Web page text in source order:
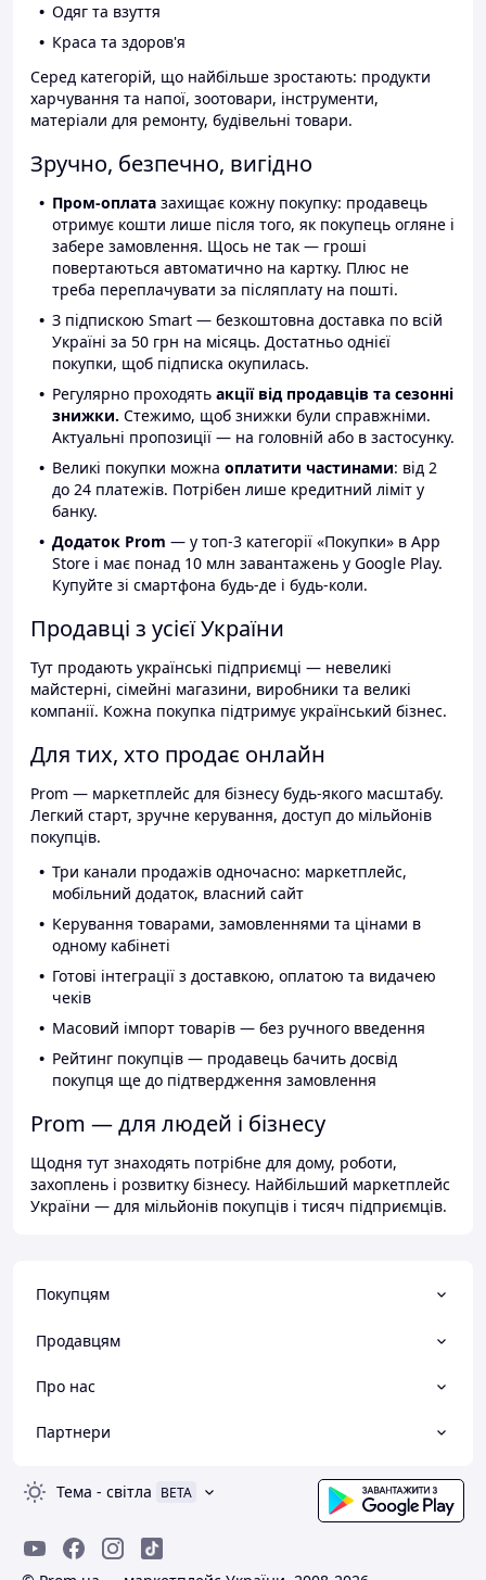
Одяг та взуття
Краса та здоров'я
Серед категорій, що найбільше зростають: продукти
харчування та напої, зоотовари, інструменти,
матеріали для ремонту, будівельні товари.
Зручно, безпечно, вигідно
Пром-оплата захищає кожну покупку: продавець
отримує кошти лише після того, як покупець огляне і
забере замовлення. Щось не так — гроші
повертаються автоматично на картку. Плюс не
треба переплачувати за післяплату на пошті.
З підпискою Smart — безкоштовна доставка по всій
Україні за 50 грн на місяць. Достатньо однієї
покупки, щоб підписка окупилась.
Регулярно проходять акції від продавців та сезонні
знижки. Стежимо, щоб знижки були справжніми.
Актуальні пропозиції — на головній або в застосунку.
Великі покупки можна оплатити частинами: від 2
до 24 платежів. Потрібен лише кредитний ліміт у
банку.
Додаток Prom — у топ-3 категорії «Покупки» в App
Store і має понад 10 млн завантажень у Google Play.
Купуйте зі смартфона будь-де і будь-коли.
Продавці з усієї України
Тут продають українські підприємці — невеликі
майстерні, сімейні магазини, виробники та великі
компанії. Кожна покупка підтримує український бізнес.
Для тих, хто продає онлайн
Prom — маркетплейс для бізнесу будь-якого масштабу.
Легкий старт, зручне керування, доступ до мільйонів
покупців.
Три канали продажів одночасно: маркетплейс,
мобільний додаток, власний сайт
Керування товарами, замовленнями та цінами в
одному кабінеті
Готові інтеграції з доставкою, оплатою та видачею
чеків
Масовий імпорт товарів — без ручного введення
Рейтинг покупців — продавець бачить досвід
покупця ще до підтвердження замовлення
Prom — для людей і бізнесу
Щодня тут знаходять потрібне для дому, роботи,
захоплень і розвитку бізнесу. Найбільший маркетплейс
України — для мільйонів покупців і тисяч підприємців.
Покупцям
Продавцям
Про нас
Партнери
Тема - світла BETA